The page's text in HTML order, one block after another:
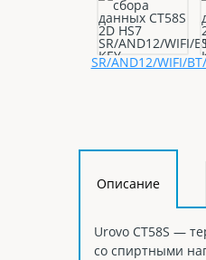
Описание
Urovo CT58S —
со спиртными